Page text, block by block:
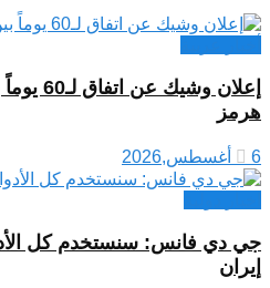
إعلان
هرمز
6 أغسطس,2026
جي دي فانس: سنستخدم كل
إيران